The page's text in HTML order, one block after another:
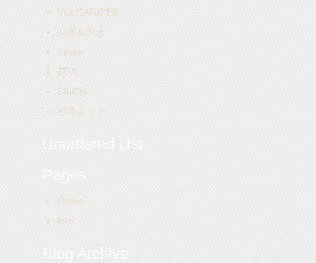
VULCANIZER
wolf & dog
Yerse
ZDA
ZILCH
松井ニット
Unordered List
Pages
Home
info
Blog Archive